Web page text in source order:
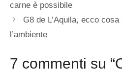
carne è possibile
G8 de L’Aquila, ecco
l’ambiente
7 commenti su